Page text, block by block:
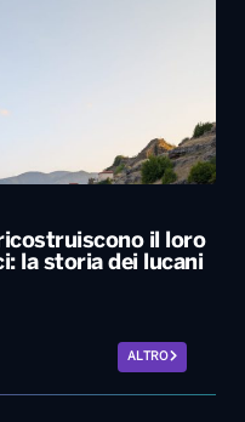
il loro
la storia dei lucani
ALTRO